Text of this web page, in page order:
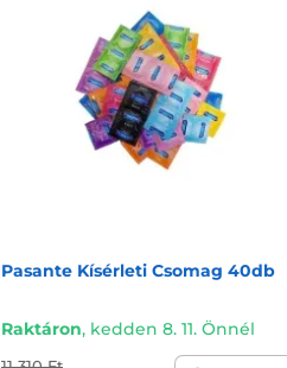
Pasante Kísérleti Csomag 40db
Raktáron, kedden 8. 11. Önnél